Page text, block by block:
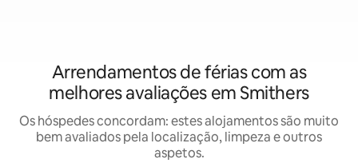
Arrendamentos de férias com as
melhores avaliações em Smithers
Os hóspedes concordam: estes alojamentos são muito
bem avaliados pela localização, limpeza e outros
aspetos.